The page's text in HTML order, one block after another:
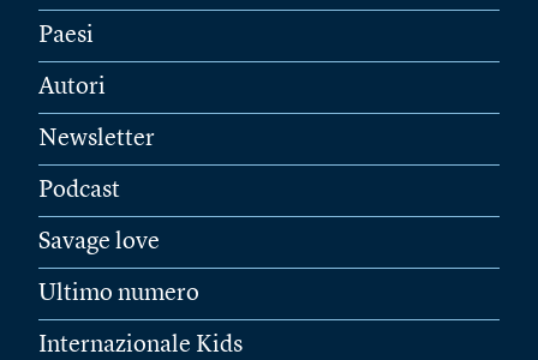
Paesi
Autori
Newsletter
Podcast
Savage love
Ultimo numero
Internazionale Kids